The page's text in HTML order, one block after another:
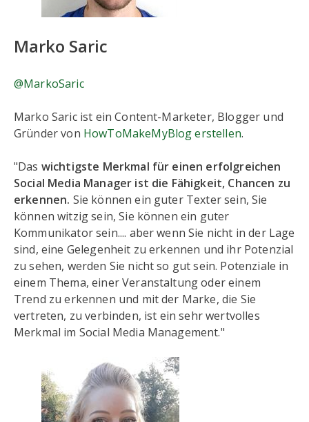
Marko Saric
@MarkoSaric
Marko Saric ist ein Content-Marketer, Blogger und
Gründer von HowToMakeMyBlog erstellen.
"Das wichtigste Merkmal für einen erfolgreichen
Social Media Manager ist die Fähigkeit, Chancen zu
erkennen. Sie können ein guter Texter sein, Sie
können witzig sein, Sie können ein guter
Kommunikator sein.... aber wenn Sie nicht in der Lage
sind, eine Gelegenheit zu erkennen und ihr Potenzial
zu sehen, werden Sie nicht so gut sein. Potenziale in
einem Thema, einer Veranstaltung oder einem
Trend zu erkennen und mit der Marke, die Sie
vertreten, zu verbinden, ist ein sehr wertvolles
Merkmal im Social Media Management."